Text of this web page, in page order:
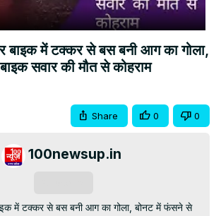
Video
बाइक में टक्कर से बस बनी आग का गोला,
सवार की मौत से कोहराम
Share 0 0
100newsup.in
में टक्कर से बस बनी आग का गोला, बोनट में फंसने से